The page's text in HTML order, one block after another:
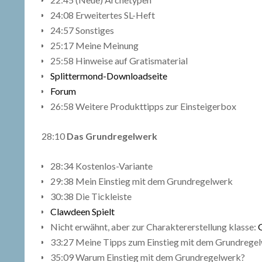
24:08 Erweitertes SL-Heft
24:57 Sonstiges
25:17 Meine Meinung
25:58 Hinweise auf Gratismaterial
Splittermond-Downloadseite
Forum
26:58 Weitere Produkttipps zur Einsteigerbox
28:10 Das Grundregelwerk
28:34 Kostenlos-Variante
29:38 Mein Einstieg mit dem Grundregelwerk
30:38 Die Tickleiste
Clawdeen Spielt
Nicht erwähnt, aber zur Charaktererstellung klasse:
33:27 Meine Tipps zum Einstieg mit dem
35:09 Warum Einstieg mit dem Grundregelwerk?